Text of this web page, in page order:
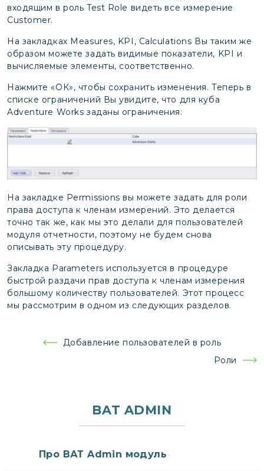
входящим в роль Test Role видеть все измерение
Customer.
На закладках Measures, KPI, Calculations Вы таким же
образом можете задать видимые показатели, KPI и
вычисляемые элементы, соответственно.
Нажмите «ОК», чтобы сохранить изменения. Теперь в
списке ограничений Вы увидите, что для куба
Adventure Works заданы ограничения:
На закладке Permissions вы можете задать для роли
права доступа к членам измерений. Это делается
точно так же, как мы это делали для пользователей
модуля отчетности, поэтому не будем снова
описывать эту процедуру.
Закладка Parameters используется в процедуре
быстрой раздачи прав доступа к членам измерения
большому количеству пользователей. Этот процесс
мы рассмотрим в одном из следующих разделов.
НавигацияДобавление пользователей в роль
Роли
BAT ADMIN
Про ВАТ Admin модуль